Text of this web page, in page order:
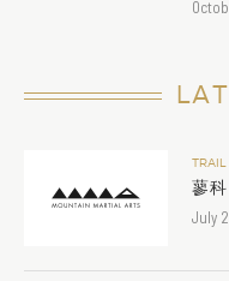
TRAIL
蓼
July